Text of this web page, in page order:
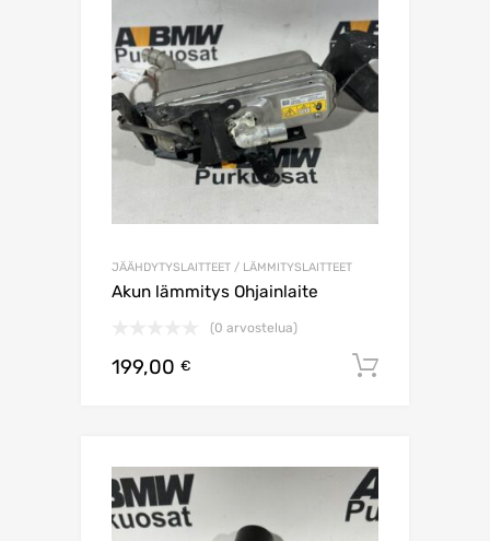
JÄÄHDYTYSLAITTEET / LÄMMITYSLAITTEET
Akun lämmitys Ohjainlaite
(0 arvostelua)
199,00 €